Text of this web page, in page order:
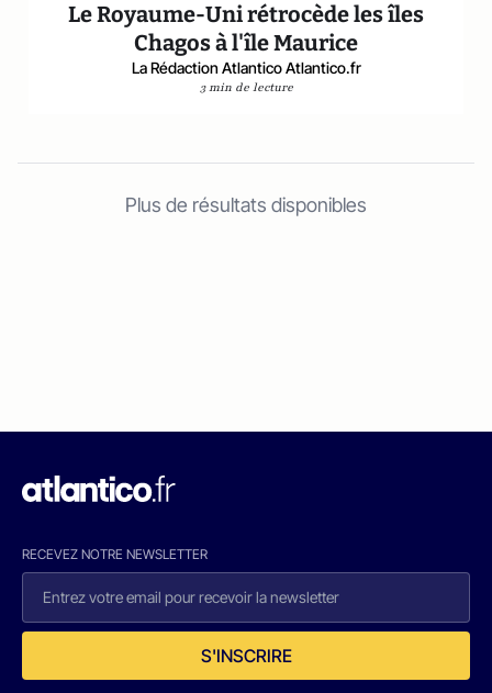
Le Royaume-Uni rétrocède les îles
Chagos à l'île Maurice
La Rédaction Atlantico Atlantico.fr
3 min de lecture
Plus de résultats disponibles
RECEVEZ NOTRE NEWSLETTER
S'INSCRIRE